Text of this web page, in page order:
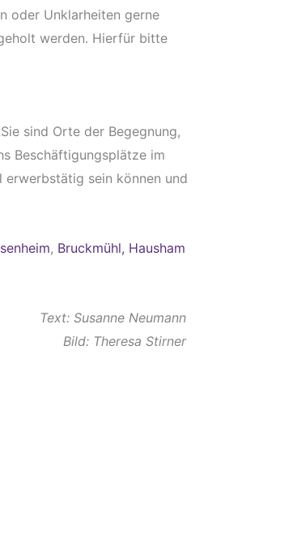
oder Unklarheiten gerne
werden. Hierfür bitte
sind Orte der Begegnung,
Beschäftigungsplätze im
erwerbstätig sein können und
, Bruckmühl, Hausham
Text: Susanne Neumann
Bild: Theresa Stirner